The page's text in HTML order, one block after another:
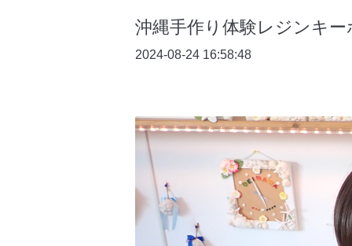
沖縄手作り体験レジンキ
2024-08-24 16:58:48